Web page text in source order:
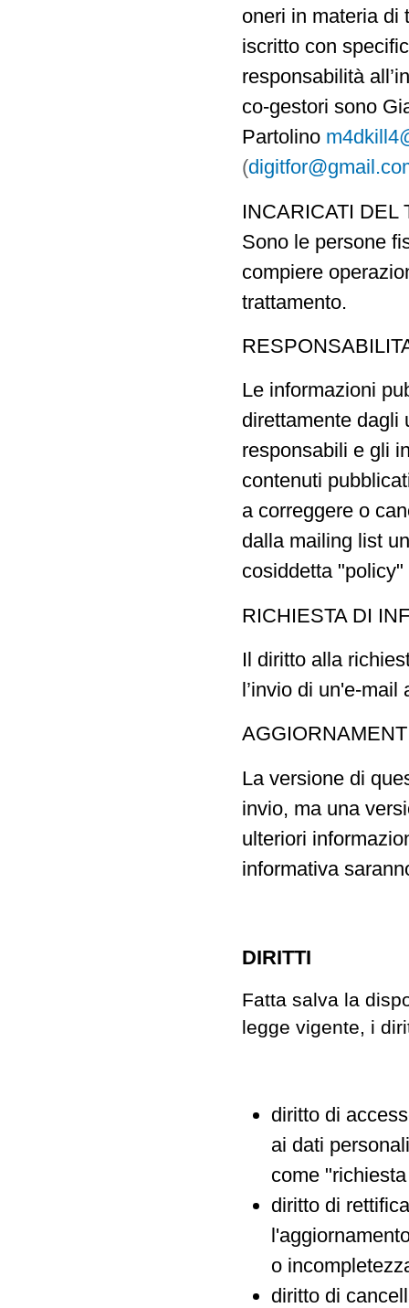
oneri in materia di
iscritto con
responsabilità
co-gestori sono
Partolino
(
INCARICATI DEL
Sono le persone
compiere
trattamento.
Le informazioni
direttamente dagli
responsabili e gli
contenuti
a correggere o
dalla mailing list
cosiddetta "policy"
RICHIESTA DI
Il diritto alla
l’invio di un'e-
La versione di
invio, ma una
ulteriori
informativa
DIRITTI
Fatta salva la
legge vigente, i
diritto di
ai dati
come
diritto di
o
diritto di